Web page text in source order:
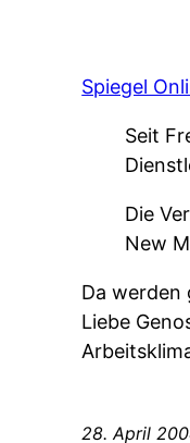
Spiegel
Seit
Die
New
Da werden
Liebe
28. April